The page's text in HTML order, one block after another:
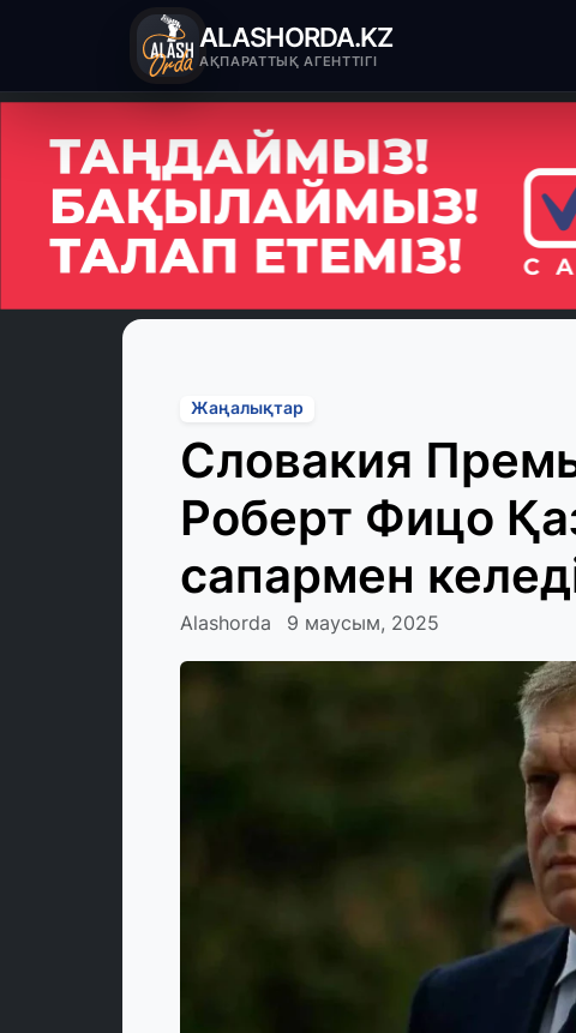
ALASHORDA.KZ
АҚПАРАТТЫҚ АГЕНТТІГІ
Жаңалықтар
Словакия
Роберт Фицо
сапармен
Alashorda 9 маусым, 2025